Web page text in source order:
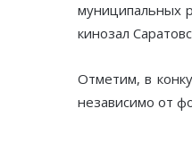
муниципальных
кинозал
Отметим, в
независимо от